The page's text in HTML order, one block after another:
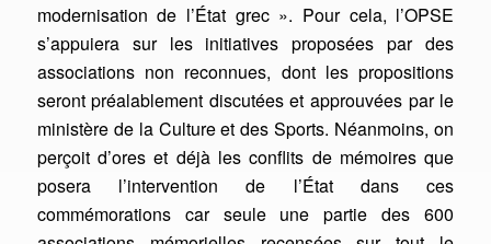
modernisation de l’État grec ». Pour cela, l’OPSE
s’appuiera sur les initiatives proposées par des
associations non reconnues, dont les propositions
seront préalablement discutées et approuvées par le
ministère de la Culture et des Sports. Néanmoins, on
perçoit d’ores et déjà les conflits de mémoires que
posera l’intervention de l’État dans ces
commémorations car seule une partie des 600